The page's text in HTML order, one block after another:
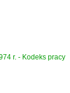
r. - Kodeks pracy